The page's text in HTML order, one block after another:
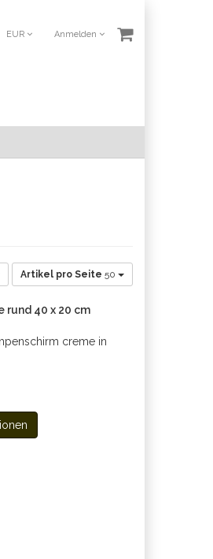
EUR Anmelden
Artikel pro Seite 50
rund 40 x 20 cm
creme in